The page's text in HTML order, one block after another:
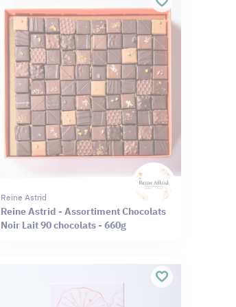
Reine Astrid
Reine Astrid - Assortiment Chocolats
Noir Lait 90 chocolats - 660g